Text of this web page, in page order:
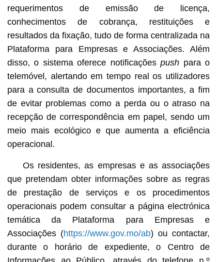
requerimentos de emissão de licença,
conhecimentos de cobrança, restituições e
resultados da fixação, tudo de forma centralizada na
Plataforma para Empresas e Associações. Além
disso, o sistema oferece notificaçõespush para o
telemóvel, alertando em tempo real os utilizadores
para a consulta de documentos importantes, a fim
de evitar problemas como a perda ou o atraso na
recepção de correspondência em papel, sendo um
meio mais ecológico e que aumenta a eficiência
operacional.
Os residentes, as empresas e as associações
que pretendam obter informações sobre as regras
de prestação de serviços e os procedimentos
operacionais podem consultar a página electrónica
temática da Plataforma para Empresas e
Associações (https://www.gov.mo/ab) ou contactar,
durante o horário de expediente, o Centro de